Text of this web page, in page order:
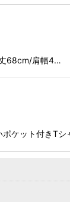
丈68cm/肩幅4…
ポケット付きT